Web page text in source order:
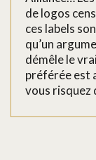
de logos
ces labels
qu’un
démêle le
préférée est
vous